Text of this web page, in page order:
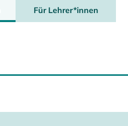
Für Lehrer*innen